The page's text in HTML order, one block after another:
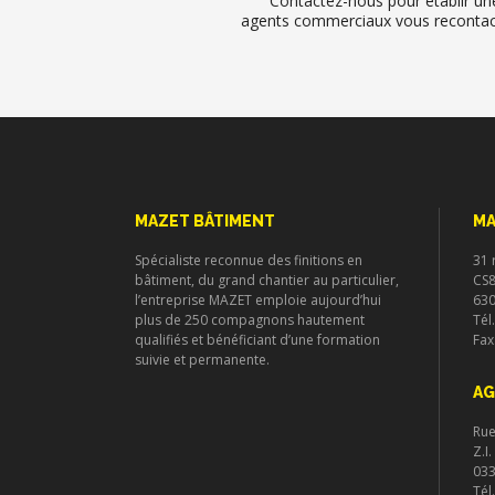
agents commerciaux vous
MAZET BÂTIMENT
Spécialiste reconnue des finitions en
bâtiment, du grand chantier au particulier,
l’entreprise MAZET emploie aujourd’hui
plus de 250 compagnons hautement
qualifiés et bénéficiant d’une formation
suivie et permanente.
31